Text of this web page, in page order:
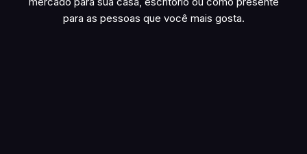
para as pessoas que você mais gosta.